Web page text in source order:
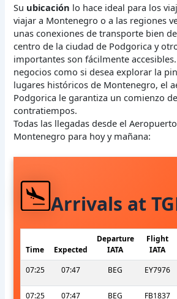
Su ubicación lo hace ideal para los
viajar a Montenegro o a las regiones
unas conexiones de transporte bien
centro de la ciudad de Podgorica y
importantes son fácilmente
negocios como si desea explorar la
lugares históricos de Montenegro, el
Podgorica le garantiza un comienzo
contratiempos.
Todas las llegadas desde el
Montenegro para hoy y mañana:
Arrivals at
Time Expected
Departure
IATA
Flight
IATA
07:25
07:47 BEG EY7976
07:25 07:47 BEG FB1837